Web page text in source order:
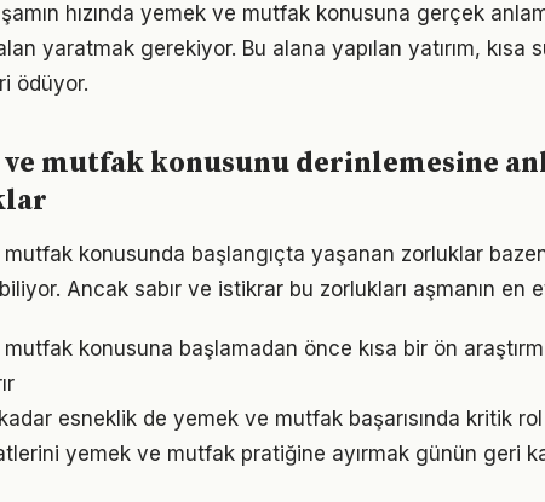
hızında yemek ve mutfak konusuna gerçek
yaratmak gerekiyor. Bu alana yapılan yatırım, kısa
ödüyor.
ve mutfak konusunu derinlemesine
konusunda başlangıçta yaşanan zorluklar
Ancak sabır ve istikrar bu zorlukları aşmanın en
konusuna başlamadan önce kısa bir ön
esneklik de yemek ve mutfak başarısında kritik
yemek ve mutfak pratiğine ayırmak günün geri